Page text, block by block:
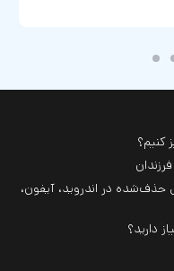
کنیم؟
در اندروید، آیفون،